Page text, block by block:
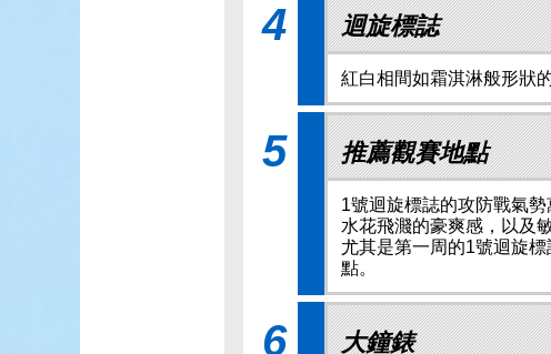
4 迴旋標誌
紅白相間如霜淇淋般形狀
5 推薦觀賽地點
1號迴旋標誌的攻防戰氣
水花飛濺的豪爽感，以及
尤其是第一周的1號迴旋
點。
6 大鐘錶